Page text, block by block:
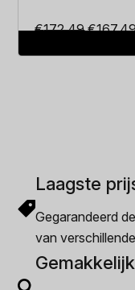
€172.49 €
Laagste
Gegarandeerd
van